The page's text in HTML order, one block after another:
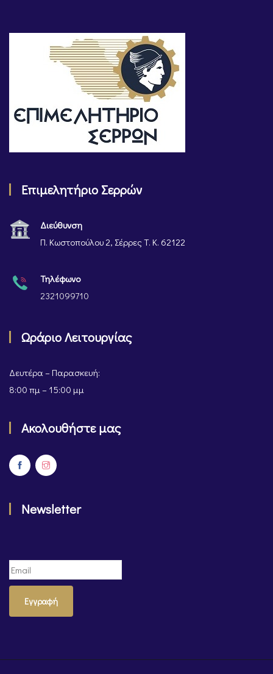
Επιμελητήριο Σερρών
Διεύθυνση
Π. Κωστοπούλου 2, Σέρρες Τ. Κ. 62122
Τηλέφωνο
2321099710
Ωράριο Λειτουργίας
Δευτέρα – Παρασκευή:
8:00 πμ – 15:00 μμ
Ακολουθήστε μας
Newsletter
Εγγραφή